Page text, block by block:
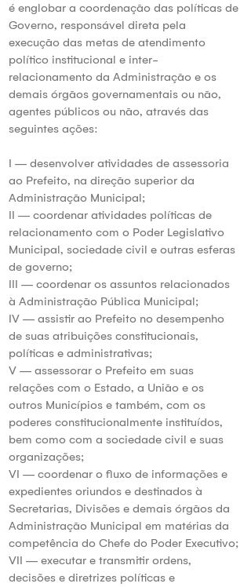
é englobar a coordenação das políticas de
Governo, responsável direta pela
execução das metas de atendimento
político institucional e inter-
relacionamento da Administração e os
demais órgãos governamentais ou não,
agentes públicos ou não, através das
seguintes ações:
I — desenvolver atividades de assessoria
ao Prefeito, na direção superior da
Administração Municipal;
II — coordenar atividades políticas de
relacionamento com o Poder Legislativo
Municipal, sociedade civil e outras esferas
de governo;
III — coordenar os assuntos relacionados
à Administração Pública Municipal;
IV — assistir ao Prefeito no desempenho
de suas atribuições constitucionais,
políticas e administrativas;
V — assessorar o Prefeito em suas
relações com o Estado, a União e os
outros Municípios e também, com os
poderes constitucionalmente instituídos,
bem como com a sociedade civil e suas
organizações;
VI — coordenar o fluxo de informações e
expedientes oriundos e destinados à
Secretarias, Divisões e demais órgãos da
Administração Municipal em matérias da
competência do Chefe do Poder Executivo;
VII — executar e transmitir ordens,
decisões e diretrizes políticas e